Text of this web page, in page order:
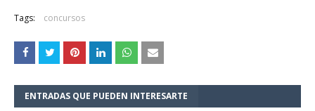
Tags: concursos
ENTRADAS QUE PUEDEN INTERESARTE